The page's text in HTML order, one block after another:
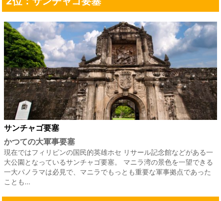
サンチャゴ要塞
かつての大軍事要塞
現在ではフィリピンの国民的英雄ホセ リサール記念館などがある一
大公園となっているサンチャゴ要塞。 マニラ湾の景色を一望できる
一大パノラマは必見で、マニラでもっとも重要な軍事拠点であった
ことも…